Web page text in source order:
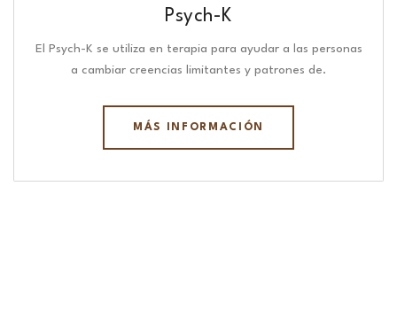
Psych-K
El Psych-K se utiliza en terapia para ayudar a las personas
a cambiar creencias limitantes y patrones de.
MÁS INFORMACIÓN